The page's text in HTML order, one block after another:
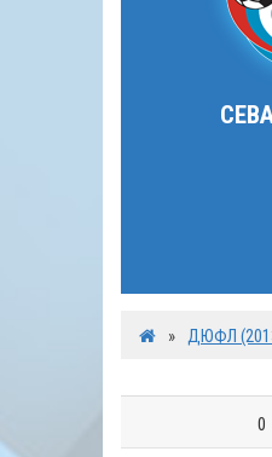
» ДЮФЛ
0